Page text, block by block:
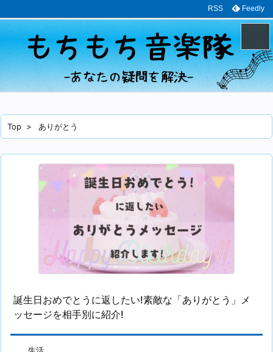
メニュ
RSS Feedly
Top > ありがとう
誕生日おめでとうに返したい!素敵な「ありがとう」メ
ッセージを相手別に紹介!